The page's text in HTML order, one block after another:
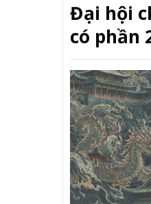
Đại hội
có phần